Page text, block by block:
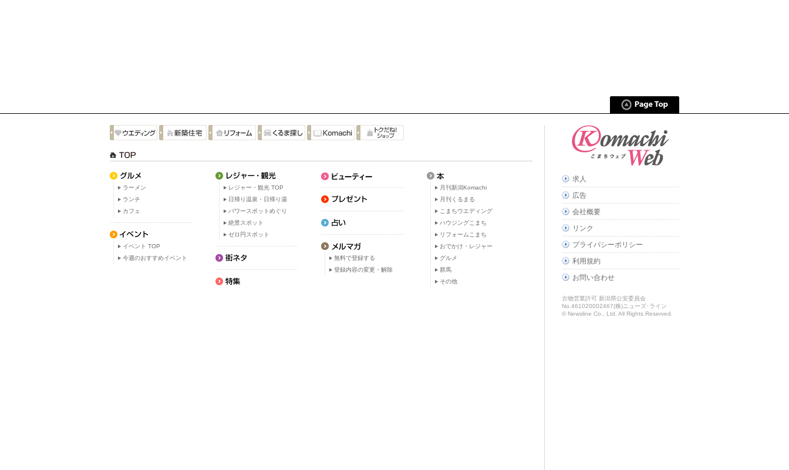
ラーメン
ランチ
カフェ
イベント TOP
今週のおすすめイベント
レジャー・観光 TOP
日帰り温泉・日帰り湯
パワースポットめぐり
絶景スポット
ゼロ円スポット
無料で登録する
登録内容の変更・解除
月刊新潟Komachi
月刊くるまる
こまちウエディング
ハウジングこまち
リフォームこまち
おでかけ・レジャー
グルメ
群馬
その他
求人
広告
会社概要
リンク
プライバシーポリシー
利用規約
お問い合わせ
古物営業許可 新潟県公安委員会
No.461020002467(株)ニューズ･ライン
© Newsline Co., Ltd. All Rights Reserved.